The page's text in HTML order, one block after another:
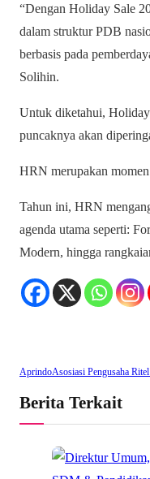
“Dengan Holiday Sale
dalam struktur PDB
berbasis pada
Solihin.
Untuk diketahui,
puncaknya akan
HRN merupakan
Tahun ini, HRN
agenda utama seperti:
Modern, hingga
AprindoAsosiasi Pengusaha
Berita Terkait